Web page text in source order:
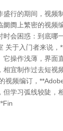
盛行的期间，视频
阛阓上繁密的视频
时会困惑：到底哪
关于入门者来说，
它操作浅薄，界面
相宜制作过去短视
视频编订，
但学习弧线较陡，